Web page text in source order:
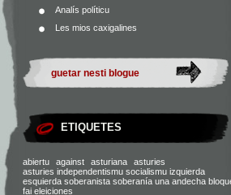
Analís políticu
Les mios caxigalines
ETIQUETES
abiertu against asturiana
asturies
asturies independentismu socialismu izquierda
esquierda soberanista soberanía una andecha
fai eleiciones